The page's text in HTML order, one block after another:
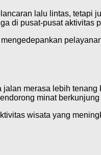
lalu lintas, tetapi
di pusat-pusat aktivitas
merasa lebih
minat
wisata yang